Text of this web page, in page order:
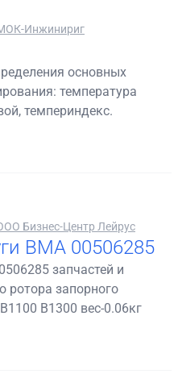
Инжинириг
основных
температура
темпериндекс.
Бизнес-Центр Лейрус
BMA 00506285
запчастей и
ротора запорного
B1300 вес-0.06кг